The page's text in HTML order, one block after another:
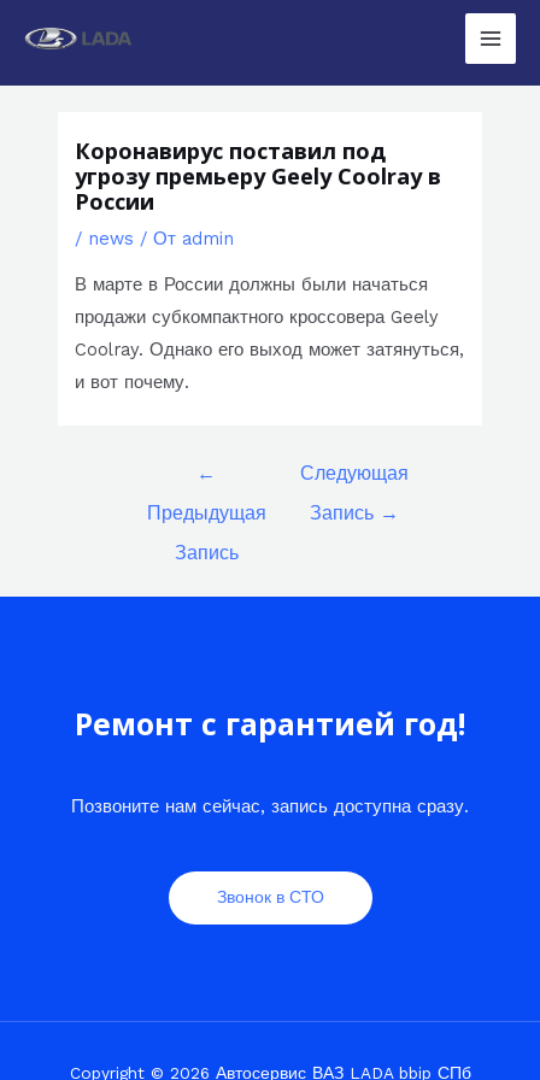
Main
Коронавирус поставил под
угрозу премьеру Geely Coolray в
России
/ news / От admin
В марте в России должны были начаться
продажи субкомпактного кроссовера Geely
Coolray. Однако его выход может затянуться,
и вот почему.
←
Предыдущая
Запись
Следующая
Запись →
Ремонт с гарантией год!
Позвоните нам сейчас, запись доступна сразу.
Звонок в СТО
Copyright © 2026 Автосервис ВАЗ LADA bbip СПб